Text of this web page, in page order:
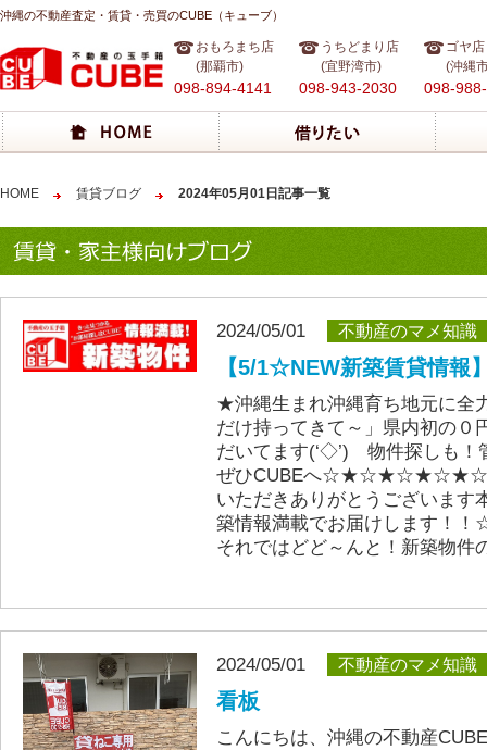
沖縄の不動産査定・賃貸・売買のCUBE（キューブ）
おもろまち店
(那覇市)
098-894-4141
うちどまり店
(宜野湾市)
098-943-2030
ゴヤ店
(沖縄
098-
HOME 賃貸ブログ 2024年05月01日記事一覧
2024/05/01 不動産のマメ知識
【5/1☆NEW新築賃貸情報
★沖縄生まれ沖縄育ち地元に全
だけ持ってきて～」県内初の０
だいてます(‘◇’)ゞ物件探しも
ぜひCUBEへ
いただきありがとうございます
築情報満載でお届けし
それではどど～んと！新築物
2024/05/01 不動産のマメ知識
看板
こんにちは、沖縄の不動産